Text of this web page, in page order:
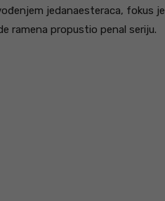
jedanaesteraca, fokus je
ramena propustio penal seriju.